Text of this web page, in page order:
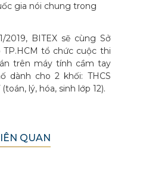
gia nói chung trong
2019, BITEX sẽ cùng Sở
TP.HCM tổ chức cuộc thi
trên máy tính cầm tay
dành cho 2 khối: THCS
lý, hóa, sinh lớp 12).
QUAN